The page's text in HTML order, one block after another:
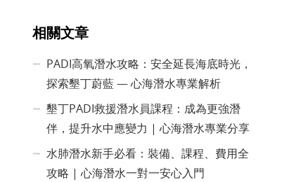
相關文章
PADI高氧潛水攻略：安全延長海底時光，
探索墾丁蔚藍 — 心海潛水專業解析
墾丁PADI救援潛水員課程：成為更強潛
伴，提升水中應變力 | 心海潛水專業分享
水肺潛水新手必看：裝備、課程、費用全
攻略 | 心海潛水一對一安心入門